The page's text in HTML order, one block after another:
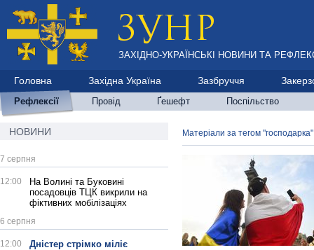
ЗАХІДНО-УКРАЇНСЬКІ НОВИНИ ТА
Головна Західна Україна Зазбруччя
Рефлексії Провід Ґешефт Поспільство
НОВИНИ
7 серпня
12:00
На Волині та Буковині
посадовців ТЦК викрили на
фіктивних мобілізаціях
6 серпня
12:00 Дністер стрімко міліє
Матеріали за тегом "господарка"